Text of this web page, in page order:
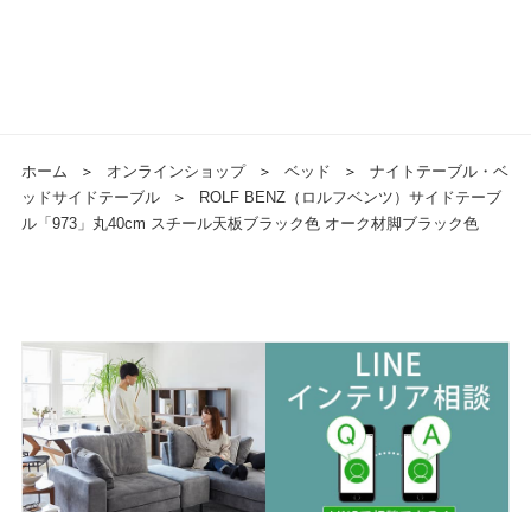
ホーム ＞ オンラインショップ ＞ ベッド ＞
ナイトテーブル・ベ
ッドサイドテーブル
＞
ROLF BENZ（ロルフベンツ）サイドテーブ
ル「973」丸40cm スチール天板ブラック色 オーク材脚ブラック色